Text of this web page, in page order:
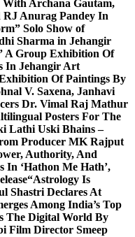
With Archana Gautam,
Anurag Pandey In
Solo Show of
Sharma in Jehangir
A Group Exhibition Of
In Jehangir Art
Of Paintings By
V. Saxena, Janhavi
Dr. Vimal Raj Mathur
Posters For The
Lathi Uski Bhains –
Producer MK Rajput
Authority, And
In ‘Hathon Me Hath’,
“Astrology Is
Shastri Declares At
Among India’s Top
The Digital World By
Film Director Smeep